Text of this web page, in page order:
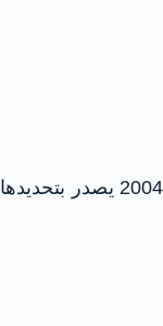
يكون للإعلان المرسل بكتاب موصى عليه مصحوباً بعلم الوصول أو بأي وسيلة إلكترونية لها الحجية في إثبات وفقاً لقانون التوقيع الإلكتروني الصادر بالقانون 15 لسنة 2004 يصدر بتحديدها